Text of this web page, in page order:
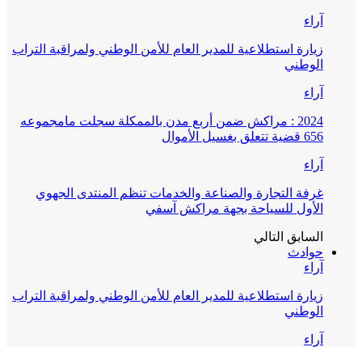
آراء
زيارة استطلاعية للمدير العام للأمن الوطني ولمراقبة التراب
الوطني
آراء
2024 : مراكش ضمن أربع مدن بالممكلة سجلت مامجموعه
656 قضية تتعلق بغسيل الأموال
آراء
غرفة التجارة والصناعة والخدمات تنظم المنتدى الجهوي
الأول للسياحة بجهة مراكش آسفي
السابق التالي
حوادث
آراء
زيارة استطلاعية للمدير العام للأمن الوطني ولمراقبة التراب
الوطني
آراء